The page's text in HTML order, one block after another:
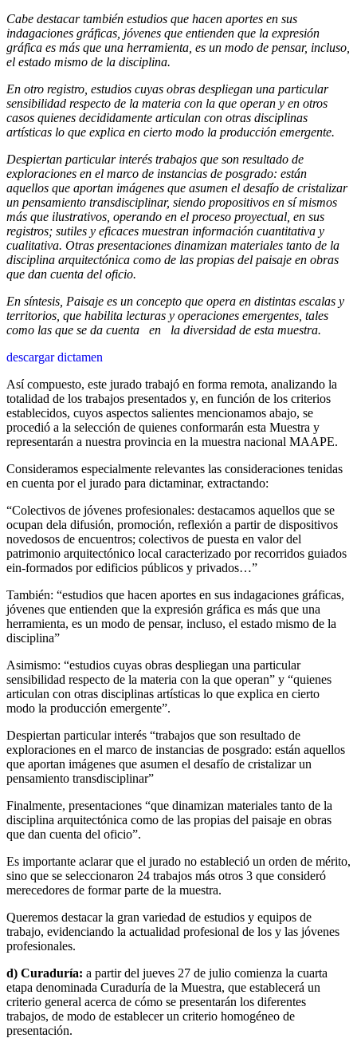
Cabe destacar también estudios que hacen aportes en sus
indagaciones gráficas, jóvenes que entienden que la expresión
gráfica es más que una herramienta, es un modo de pensar, incluso,
el estado mismo de la disciplina.
En otro registro, estudios cuyas obras despliegan una particular
sensibilidad respecto de la materia con la que operan y en otros
casos quienes decididamente articulan con otras disciplinas
artísticas lo que explica en cierto modo la producción emergente.
Despiertan particular interés trabajos que son resultado de
exploraciones en el marco de instancias de posgrado: están
aquellos que aportan imágenes que asumen el desafío de cristalizar
un pensamiento transdisciplinar, siendo propositivos en sí mismos
más que ilustrativos, operando en el proceso proyectual, en sus
registros; sutiles y eficaces muestran información cuantitativa y
cualitativa. Otras presentaciones dinamizan materiales tanto de la
disciplina arquitectónica como de las propias del paisaje en obras
que dan cuenta del oficio.
En síntesis, Paisaje es un concepto que opera en distintas escalas y
territorios, que habilita lecturas y operaciones emergentes, tales
como las que se da cuenta en la diversidad de esta muestra.
descargar dictamen
Así compuesto, este jurado trabajó en forma remota, analizando la
totalidad de los trabajos presentados y, en función de los criterios
establecidos, cuyos aspectos salientes mencionamos abajo, se
procedió a la selección de quienes conformarán esta Muestra y
representarán a nuestra provincia en la muestra nacional MAAPE.
Consideramos especialmente relevantes las consideraciones tenidas
en cuenta por el jurado para dictaminar, extractando:
“Colectivos de jóvenes profesionales: destacamos aquellos que se
ocupan dela difusión, promoción, reflexión a partir de dispositivos
novedosos de encuentros; colectivos de puesta en valor del
patrimonio arquitectónico local caracterizado por recorridos guiados
ein-formados por edificios públicos y privados…”
También: “estudios que hacen aportes en sus indagaciones gráficas,
jóvenes que entienden que la expresión gráfica es más que una
herramienta, es un modo de pensar, incluso, el estado mismo de la
disciplina”
Asimismo: “estudios cuyas obras despliegan una particular
sensibilidad respecto de la materia con la que operan” y “quienes
articulan con otras disciplinas artísticas lo que explica en cierto
modo la producción emergente”.
Despiertan particular interés “trabajos que son resultado de
exploraciones en el marco de instancias de posgrado: están aquellos
que aportan imágenes que asumen el desafío de cristalizar un
pensamiento transdisciplinar”
Finalmente, presentaciones “que dinamizan materiales tanto de la
disciplina arquitectónica como de las propias del paisaje en obras
que dan cuenta del oficio”.
Es importante aclarar que el jurado no estableció un orden de mérito,
sino que se seleccionaron 24 trabajos más otros 3 que consideró
merecedores de formar parte de la muestra.
Queremos destacar la gran variedad de estudios y equipos de
trabajo, evidenciando la actualidad profesional de los y las jóvenes
profesionales.
d) Curaduría: a partir del jueves 27 de julio comienza la cuarta
etapa denominada Curaduría de la Muestra, que establecerá un
criterio general acerca de cómo se presentarán los diferentes
trabajos, de modo de establecer un criterio homogéneo de
presentación.